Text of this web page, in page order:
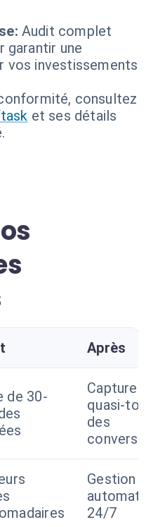
Audit complet
garantir une
vos investissements
consultez
et ses détails
Après
de 30-
Capture
quasi-
des
Gestion
24/7